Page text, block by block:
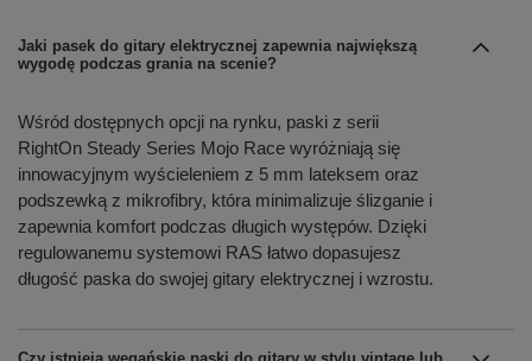
Jaki pasek do gitary elektrycznej zapewnia największą
wygodę podczas grania na scenie?
Wśród dostępnych opcji na rynku, paski z serii
RightOn Steady Series Mojo Race wyróżniają się
innowacyjnym wyścieleniem z 5 mm lateksem oraz
podszewką z mikrofibry, która minimalizuje ślizganie i
zapewnia komfort podczas długich występów. Dzięki
regulowanemu systemowi RAS łatwo dopasujesz
długość paska do swojej gitary elektrycznej i wzrostu.